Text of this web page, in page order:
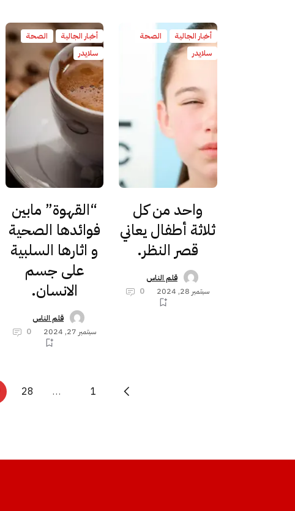
أخبار الجالية
الصحة
سلايدر
واحد من كل
ثلاثة أطفال يعاني
قصر النظر.
قلم الناس
سبتمبر 28, 2024
0
أخبار الجالية
الصحة
سلايدر
“القهوة” مابين
فوائدها الصحية
و اثارها السلبية
على جسم
الانسان.
قلم الناس
سبتمبر 27, 2024
0
1
…
28